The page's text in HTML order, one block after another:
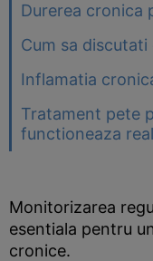
Durerea cronica
Cum sa
Inflamatia
Tratament pete
functioneaza real
Monitorizarea
esentiala pentru
cronice.